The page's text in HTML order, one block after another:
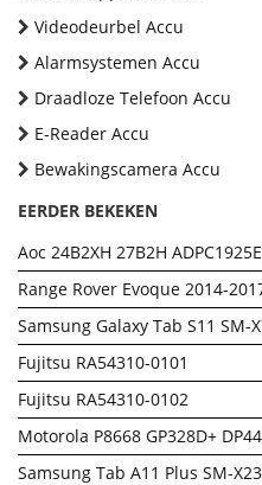
Videodeurbel Accu
Alarmsystemen Accu
Draadloze Telefoon Accu
E-Reader Accu
Bewakingscamera Accu
EERDER BEKEKEN
Aoc 24B2XH 27B2H
Range Rover Evoque 2014-
Samsung Galaxy Tab S11 SM-
Fujitsu RA54310-0101
Fujitsu RA54310-0102
Motorola P8668 GP328D+
Samsung Tab A11 Plus SM-